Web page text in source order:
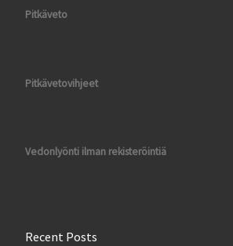
Pitkäveto
Pitkävetovihjeet
Vedonlyönti ilman rekisteröintiä
Recent Posts